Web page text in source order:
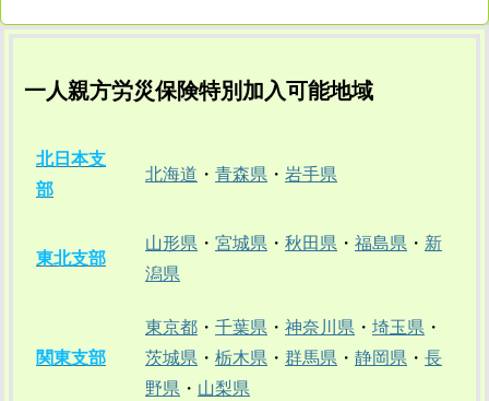
一人親方労災保険特別加入可能地域
北日本支
部
北海道 ・ 青森県 ・ 岩手県
東北支部
山形県 ・ 宮城県 ・ 秋田県 ・ 福島県 ・ 新
潟県
関東支部
東京都 ・ 千葉県 ・ 神奈川県 ・ 埼玉県 ・
茨城県 ・ 栃木県 ・ 群馬県 ・ 静岡県 ・ 長
野県 ・ 山梨県